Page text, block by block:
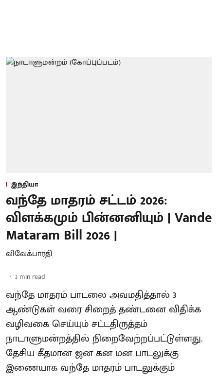
இந்தியா
வந்தே மாதரம் சட்டம் 2026:
விளக்கமும் பின்னனியும் | Vande
Mataram Bill 2026 |
விவேக்பாரதி
3 min read
வந்தே மாதரம் பாடலை அவமதித்தால் 3
ஆண்டுகள் வரை சிறைத் தண்டனை விதிக்க
வழிவகை செய்யும் சட்டதிருத்தம்
நாடாளுமன்றத்தில் நிறைவேற்றப்பட்டுள்ளது.
தேசிய கீதமான ஜன கன மன பாடலுக்கு
இணையாக வந்தே மாதரம் பாடலுக்கும்